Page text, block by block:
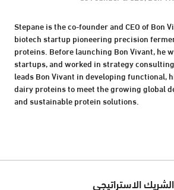
Stepane is the co-founder and CEO of Bon
biotech startup pioneering precision
proteins. Before launching Bon Vivant, he
startups, and worked in strategy
leads Bon Vivant in developing functional,
dairy proteins to meet the growing global
and sustainable protein solutions.
الشريك الاستراتيجي